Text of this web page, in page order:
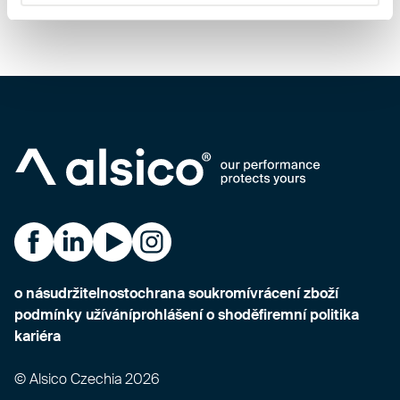
Alsico Czechia na Facebooku
Alsico Czechia na LinkedIn
Alsico Czechia na YouTube
Alsico Czechia na Instagramu
o násudržitelnostochrana soukromívrácení zboží
podmínky užíváníprohlášení o shoděfiremní politika
kariéra
© Alsico Czechia 2026